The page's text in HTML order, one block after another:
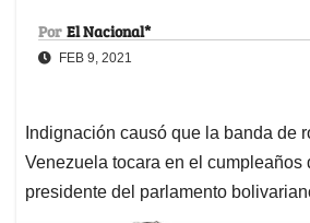
Por El Nacional*
FEB 9, 2021
Indignación causó que la banda de
Venezuela tocara en el cumpleaños
presidente del parlamento